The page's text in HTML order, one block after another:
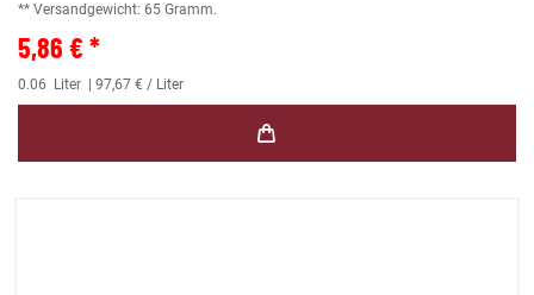
** Versandgewicht: 65 Gramm.
5,86 € *
0.06 Liter | 97,67 € / Liter